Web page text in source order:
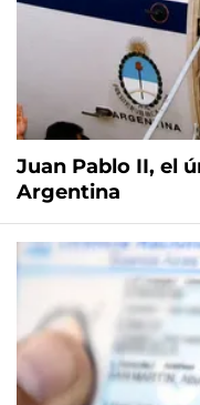
Juan Pablo II, el
Argentina